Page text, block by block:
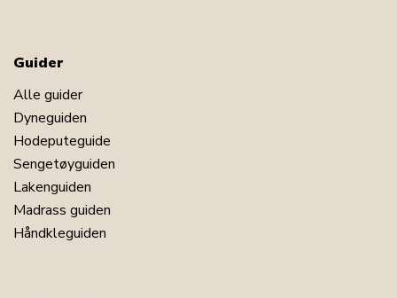
Guider
Alle guider
Dyneguiden
Hodeputeguide
Sengetøyguiden
Lakenguiden
Madrass guiden
Håndkleguiden